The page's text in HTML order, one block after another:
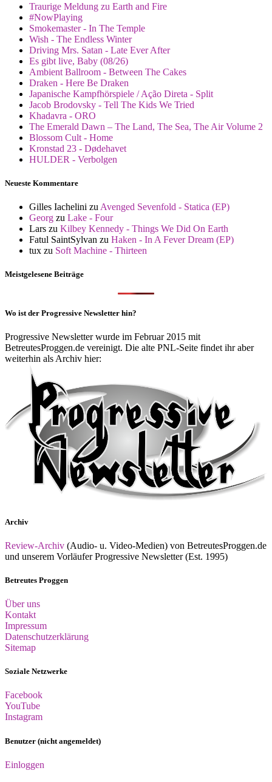
Traurige Meldung zu Earth and Fire
#NowPlaying
Smokemaster - In The Temple
Wish - The Endless Winter
Driving Mrs. Satan - Late Ever After
Es gibt live, Baby (08/26)
Ambient Ballroom - Between The Cakes
Draken - Here Be Draken
Japanische Kampfhörspiele / Ação Direta - Split
Jacob Brodovsky - Tell The Kids We Tried
Khadavra - ORO
The Emerald Dawn – The Land, The Sea, The Air Volume 2
Blossom Cult - Home
Kronstad 23 - Dødehavet
HULDER - Verbolgen
Neueste Kommentare
Gilles Iachelini zu Avenged Sevenfold - Statica (EP)
Georg zu Lake - Four
Lars zu Kilbey Kennedy - Things We Did On Earth
Fatul SaintSylvan zu Haken - In A Fever Dream (EP)
tux zu Soft Machine - Thirteen
Meistgelesene Beiträge
Wo ist der Progressive Newsletter hin?
Progressive Newsletter wurde im Februar 2015 mit
BetreutesProggen.de vereinigt. Die alte PNL-Seite findet ihr aber
weiterhin als Archiv hier:
Archiv
Review-Archiv (Audio- u. Video-Medien) von BetreutesProggen.de
und unserem Vorläufer Progressive Newsletter (Est. 1995)
Betreutes Proggen
Über uns
Kontakt
Impressum
Datenschutzerklärung
Sitemap
Soziale Netzwerke
Facebook
YouTube
Instagram
Benutzer (nicht angemeldet)
Einloggen